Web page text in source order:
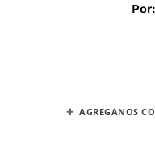
Por:
+ AGREGANOS